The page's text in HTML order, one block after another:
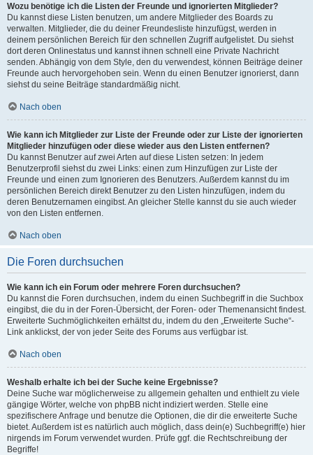
Wozu benötige ich die Listen der Freunde und ignorierten Mitglieder?
Du kannst diese Listen benutzen, um andere Mitglieder des Boards zu
verwalten. Mitglieder, die du deiner Freundesliste hinzufügst, werden in
deinem persönlichen Bereich für den schnellen Zugriff aufgelistet. Du siehst
dort deren Onlinestatus und kannst ihnen schnell eine Private Nachricht
senden. Abhängig von dem Style, den du verwendest, können Beiträge deiner
Freunde auch hervorgehoben sein. Wenn du einen Benutzer ignorierst, dann
siehst du seine Beiträge standardmäßig nicht.
Nach oben
Wie kann ich Mitglieder zur Liste der Freunde oder zur Liste der ignorierten
Mitglieder hinzufügen oder diese wieder aus den Listen entfernen?
Du kannst Benutzer auf zwei Arten auf diese Listen setzen: In jedem
Benutzerprofil siehst du zwei Links: einen zum Hinzufügen zur Liste der
Freunde und einen zum Ignorieren des Benutzers. Außerdem kannst du im
persönlichen Bereich direkt Benutzer zu den Listen hinzufügen, indem du
deren Benutzernamen eingibst. An gleicher Stelle kannst du sie auch wieder
von den Listen entfernen.
Nach oben
Die Foren durchsuchen
Wie kann ich ein Forum oder mehrere Foren durchsuchen?
Du kannst die Foren durchsuchen, indem du einen Suchbegriff in die Suchbox
eingibst, die du in der Foren-Übersicht, der Foren- oder Themenansicht findest.
Erweiterte Suchmöglichkeiten erhältst du, indem du den „Erweiterte Suche“-
Link anklickst, der von jeder Seite des Forums aus verfügbar ist.
Nach oben
Weshalb erhalte ich bei der Suche keine Ergebnisse?
Deine Suche war möglicherweise zu allgemein gehalten und enthielt zu viele
gängige Wörter, welche von phpBB nicht indiziert werden. Stelle eine
spezifischere Anfrage und benutze die Optionen, die dir die erweiterte Suche
bietet. Außerdem ist es natürlich auch möglich, dass dein(e) Suchbegriff(e) hier
nirgends im Forum verwendet wurden. Prüfe ggf. die Rechtschreibung der
Begriffe!